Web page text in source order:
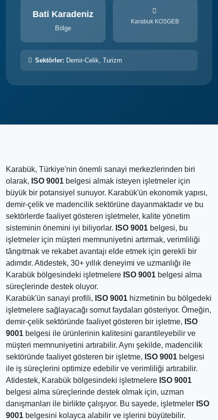
Bati Karadeniz
Bölge
Karabuk KOSGEB
Sektörler: Demir-Celik, Turizm
Karabük, Türkiye'nin önemli sanayi merkezlerinden biri
olarak, ISO 9001 belgesi almak isteyen işletmeler için
büyük bir potansiyel sunuyor. Karabük'ün ekonomik yapısı,
demir-çelik ve madencilik sektörüne dayanmaktadır ve bu
sektörlerde faaliyet gösteren işletmeler, kalite yönetim
sisteminin önemini iyi biliyorlar. ISO 9001 belgesi, bu
işletmeler için müşteri memnuniyetini artırmak, verimliliği
tăngıtmak ve rekabet avantajı elde etmek için gerekli bir
adımdır. Atidestek, 30+ yıllık deneyimi ve uzmanlığı ile
Karabük bölgesindeki işletmelere ISO 9001 belgesi alma
süreçlerinde destek oluyor.
Karabük'ün sanayi profili, ISO 9001 hizmetinin bu bölgedeki
işletmelere sağlayacağı somut faydaları gösteriyor. Örneğin,
demir-çelik sektöründe faaliyet gösteren bir işletme, ISO
9001 belgesi ile ürünlerinin kalitesini garantileyebilir ve
müşteri memnuniyetini artırabilir. Aynı şekilde, madencilik
sektöründe faaliyet gösteren bir işletme, ISO 9001 belgesi
ile iş süreçlerini optimize edebilir ve verimliliği artırabilir.
Atidestek, Karabük bölgesindeki işletmelere ISO 9001
belgesi alma süreçlerinde destek olmak için, uzman
danışmanları ile birlikte çalışıyor. Bu sayede, işletmeler ISO
9001 belgesini kolayca alabilir ve işlerini büyütebilir.